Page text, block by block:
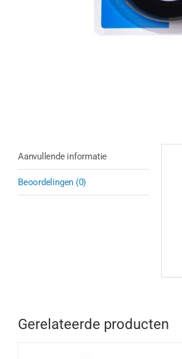
Aanvullende informatie
Beoordelingen (0)
Gerelateerde producten